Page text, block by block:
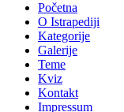
Početna
O Istrapediji
Kategorije
Galerije
Teme
Kviz
Kontakt
Impressum